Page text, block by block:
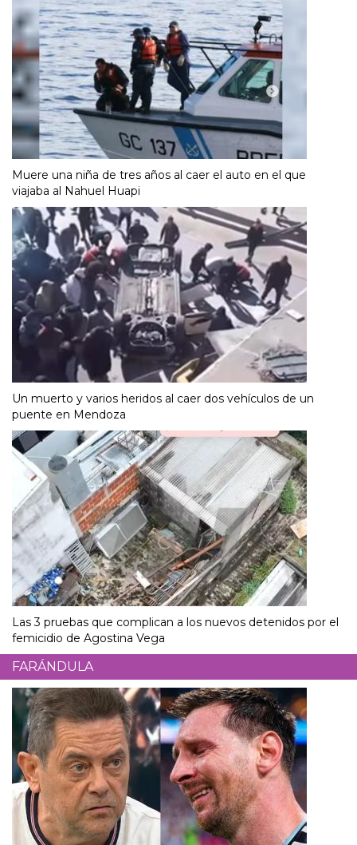
Muere una niña de tres años al caer el auto en el que
viajaba al Nahuel Huapi
Un muerto y varios heridos al caer dos vehículos de un
puente en Mendoza
Las 3 pruebas que complican a los nuevos detenidos por el
femicidio de Agostina Vega
FARÁNDULA